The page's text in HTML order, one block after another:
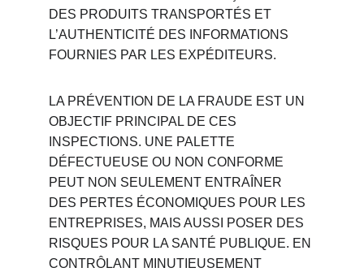
DES PRODUITS TRANSPORTÉS ET
L’AUTHENTICITÉ DES INFORMATIONS
FOURNIES PAR LES EXPÉDITEURS.
LA PRÉVENTION DE LA FRAUDE EST UN
OBJECTIF PRINCIPAL DE CES
INSPECTIONS. UNE PALETTE
DÉFECTUEUSE OU NON CONFORME
PEUT NON SEULEMENT ENTRAÎNER
DES PERTES ÉCONOMIQUES POUR LES
ENTREPRISES, MAIS AUSSI POSER DES
RISQUES POUR LA SANTÉ PUBLIQUE. EN
CONTRÔLANT MINUTIEUSEMENT